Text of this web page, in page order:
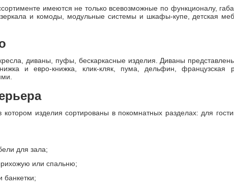
имеются не только всевозможные по функционалу,
и комоды, модульные системы и шкафы-купе, детская
диваны, пуфы, бескаркасные изделия. Диваны
и евро-книжка, клик-кляк, пума, дельфин, французская
изделия сортированы в покомнатных разделах: для
для зала;
или спальню;
банкетки;